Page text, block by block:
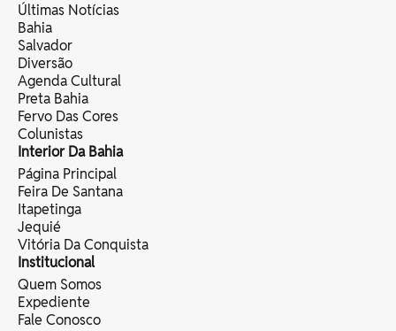
Últimas Notícias
Bahia
Salvador
Diversão
Agenda Cultural
Preta Bahia
Fervo Das Cores
Colunistas
Interior Da Bahia
Página Principal
Feira De Santana
Itapetinga
Jequié
Vitória Da Conquista
Institucional
Quem Somos
Expediente
Fale Conosco